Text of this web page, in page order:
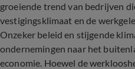
groeiende trend van bedrijven
vestigingsklimaat en de
Onzeker beleid en stijgende
ondernemingen naar het
economie. Hoewel de